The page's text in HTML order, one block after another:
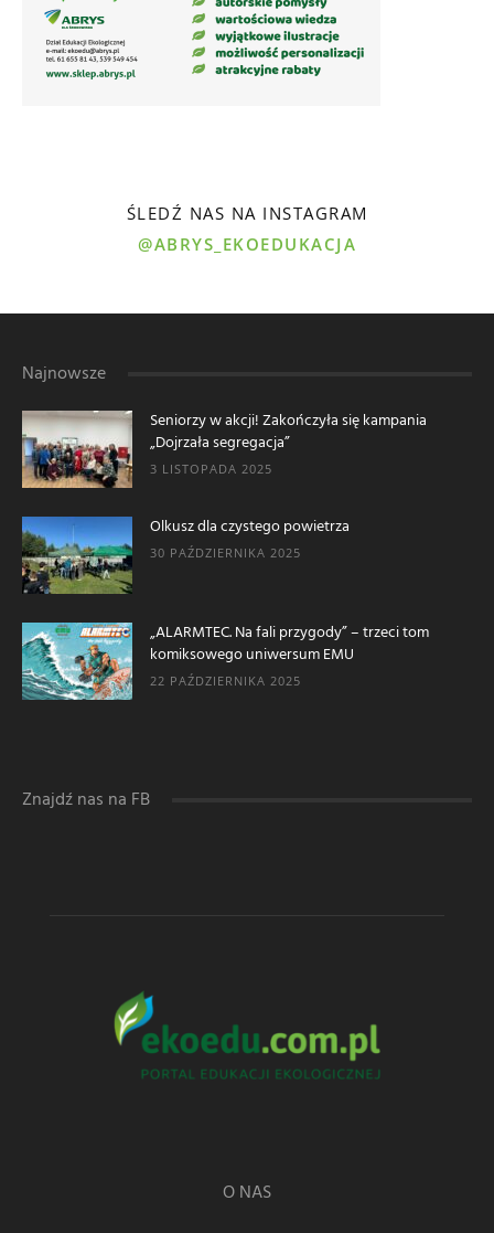
ŚLEDŹ NAS NA INSTAGRAM
@ABRYS_EKOEDUKACJA
Najnowsze
Seniorzy w akcji! Zakończyła się kampania
„Dojrzała segregacja”
3 LISTOPADA 2025
Olkusz dla czystego powietrza
30 PAŹDZIERNIKA 2025
„ALARMTEC. Na fali przygody” – trzeci tom
komiksowego uniwersum EMU
22 PAŹDZIERNIKA 2025
Znajdź nas na FB
O NAS